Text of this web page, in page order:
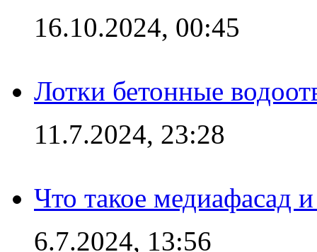
16.10.2024, 00:45
Лотки бетонные
11.7.2024, 23:28
Что такое медиафасад
6.7.2024, 13:56